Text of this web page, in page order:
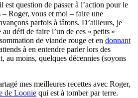
est question de passer à l’action pour le
Roger, vous et moi – faire une
parfois à tâtons. D’ailleurs, je
défi de faire l’un de ces « petits »
de viande rouge et en donnant
à en entendre parler lors des
au moins, quelques décennies (soyons
mes meilleures recettes avec Roger,
de Loonie qui est à tomber par terre.